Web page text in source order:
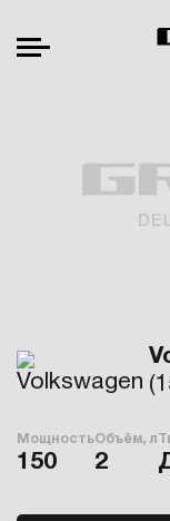
Мощность
150
Объём, л
2